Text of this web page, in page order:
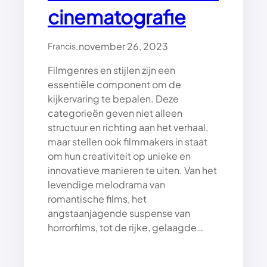
E
N
A
J
E
M
A
R
K
E
T
I
N
G
R
O
cinematografie
Francis.november 26, 2023
Filmgenres en stijlen zijn een
essentiële component om de
kijkervaring te bepalen. Deze
categorieën geven niet alleen
structuur en richting aan het verhaal,
maar stellen ook filmmakers in staat
om hun creativiteit op unieke en
innovatieve manieren te uiten. Van het
levendige melodrama van
romantische films, het
angstaanjagende suspense van
horrorfilms, tot de rijke, gelaagde…